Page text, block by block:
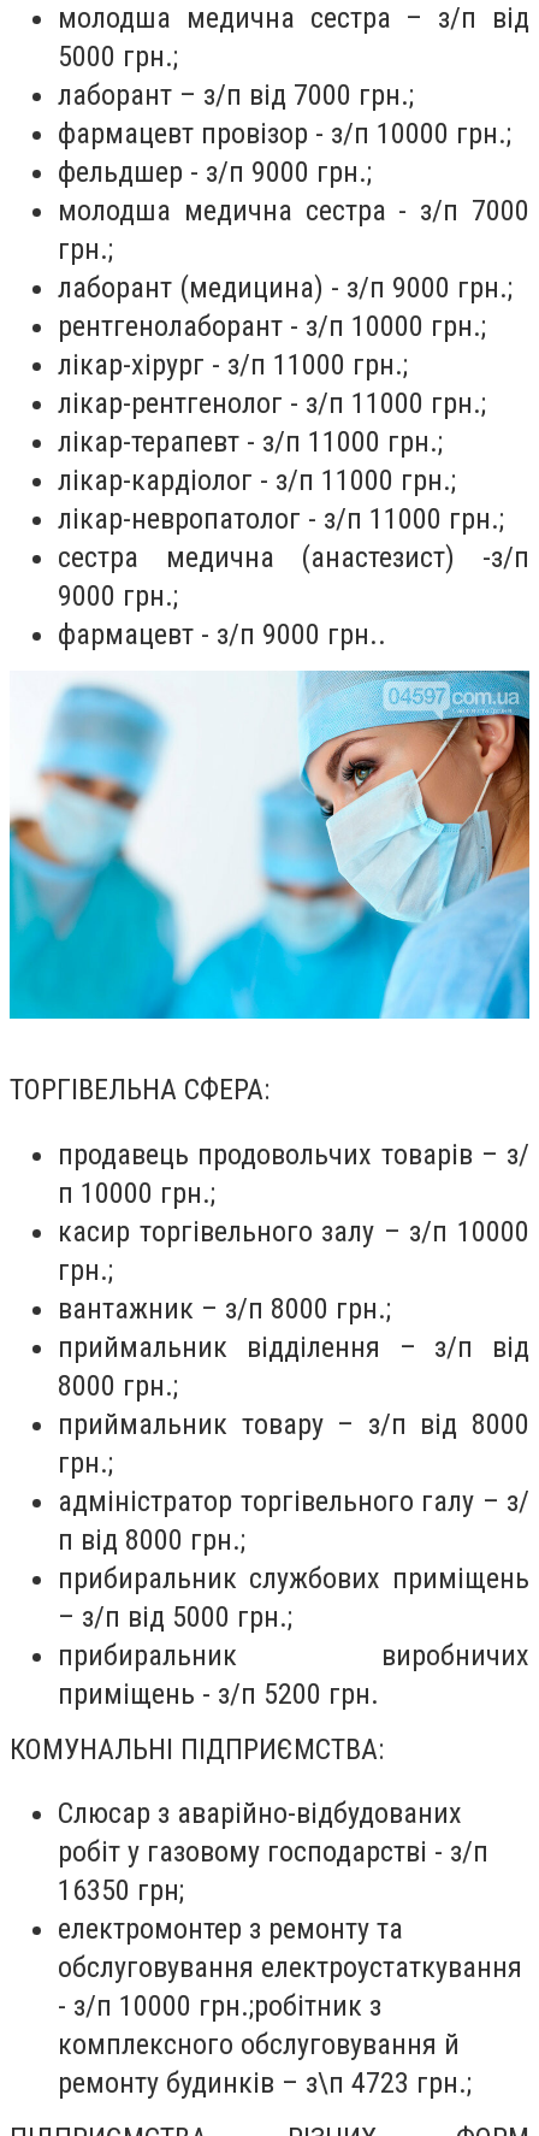
молодша медична сестра – з/п від
5000 грн.;
лаборант – з/п від 7000 грн.;
фармацевт провізор - з/п 10000 грн.;
фельдшер - з/п 9000 грн.;
молодша медична сестра - з/п 7000
грн.;
лаборант (медицина) - з/п 9000 грн.;
рентгенолаборант - з/п 10000 грн.;
лікар-хірург - з/п 11000 грн.;
лікар-рентгенолог - з/п 11000 грн.;
лікар-терапевт - з/п 11000 грн.;
лікар-кардіолог - з/п 11000 грн.;
лікар-невропатолог - з/п 11000 грн.;
сестра медична (анастезист) -з/п
9000 грн.;
фармацевт - з/п 9000 грн..
ТОРГІВЕЛЬНА СФЕРА:
продавець продовольчих товарів – з/
п 10000 грн.;
касир торгівельного залу – з/п 10000
грн.;
вантажник – з/п 8000 грн.;
приймальник відділення – з/п від
8000 грн.;
приймальник товару – з/п від 8000
грн.;
адміністратор торгівельного галу – з/
п від 8000 грн.;
прибиральник службових приміщень
– з/п від 5000 грн.;
прибиральник виробничих
приміщень - з/п 5200 грн.
КОМУНАЛЬНІ ПІДПРИЄМСТВА:
Слюсар з аварійно-відбудованих
робіт у газовому господарстві - з/п
16350 грн;
електромонтер з ремонту та
обслуговування електроустаткування
- з/п 10000 грн.;робітник з
комплексного обслуговування й
ремонту будинків – з\п 4723 грн.;